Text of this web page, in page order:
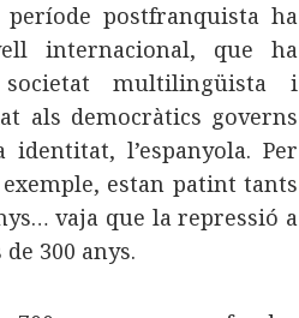
postfranquista ha
internacional, que ha
multilingüista i
als democràtics governs
l’espanyola. Per
estan patint tants
vaja que la repressió a
300 anys.